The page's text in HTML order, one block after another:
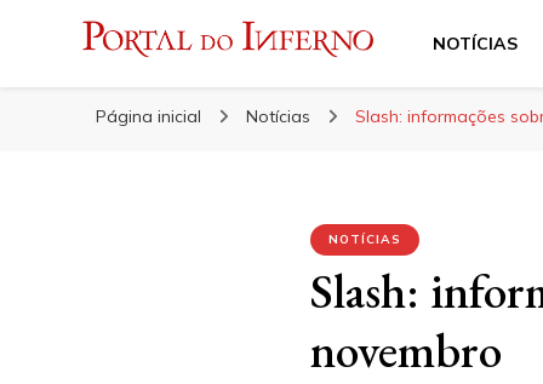
Portal do Inferno
NOTÍCIAS
Página inicial Notícias Slash: informações
NOTÍCIAS
Slash:
novembro